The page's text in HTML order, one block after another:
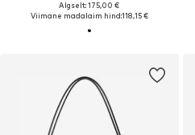
Algselt: 175,00 €
Viimane madalaim hind:118,15 €